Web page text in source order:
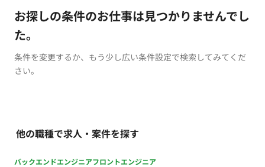
お探しの条件のお仕事は見つかりませんでし
た。
条件を変更するか、もう少し広い条件設定で検索してみてくだ
さい。
他の職種で求人・案件を探す
バックエンドエンジニアフロントエンジニア